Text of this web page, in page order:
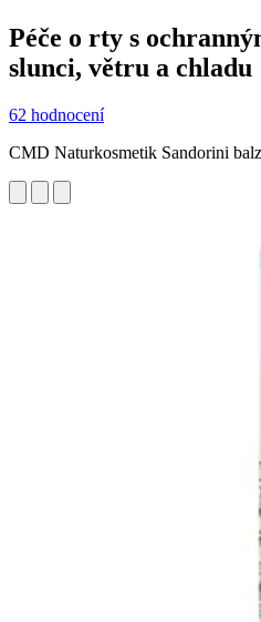
Péče o rty s
slunci, větru a chladu
62 hodnocení
CMD Naturkosmetik Sandorini